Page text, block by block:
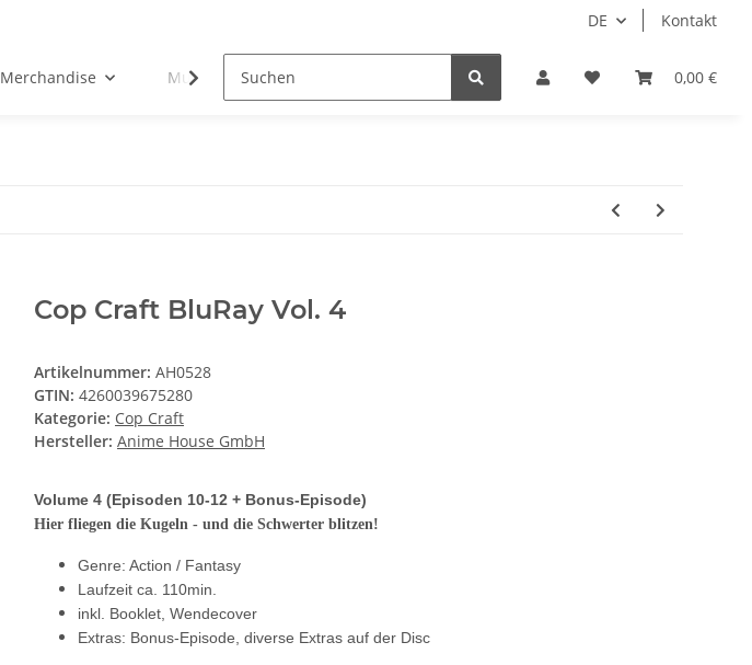
DE Kontakt
0,00 €
Merchandise Musik-CD Idols/Cosplay 18+ Schnäppchen
Cop Craft BluRay Vol. 4
Artikelnummer: AH0528
GTIN: 4260039675280
Kategorie: Cop Craft
Hersteller: Anime House GmbH
Volume 4 (Episoden 10-12 + Bonus-Episode)
Hier fliegen die Kugeln - und die Schwerter blitzen!
Genre: Action / Fantasy
Laufzeit ca. 110min.
inkl. Booklet, Wendecover
Extras: Bonus-Episode, diverse Extras auf der Disc